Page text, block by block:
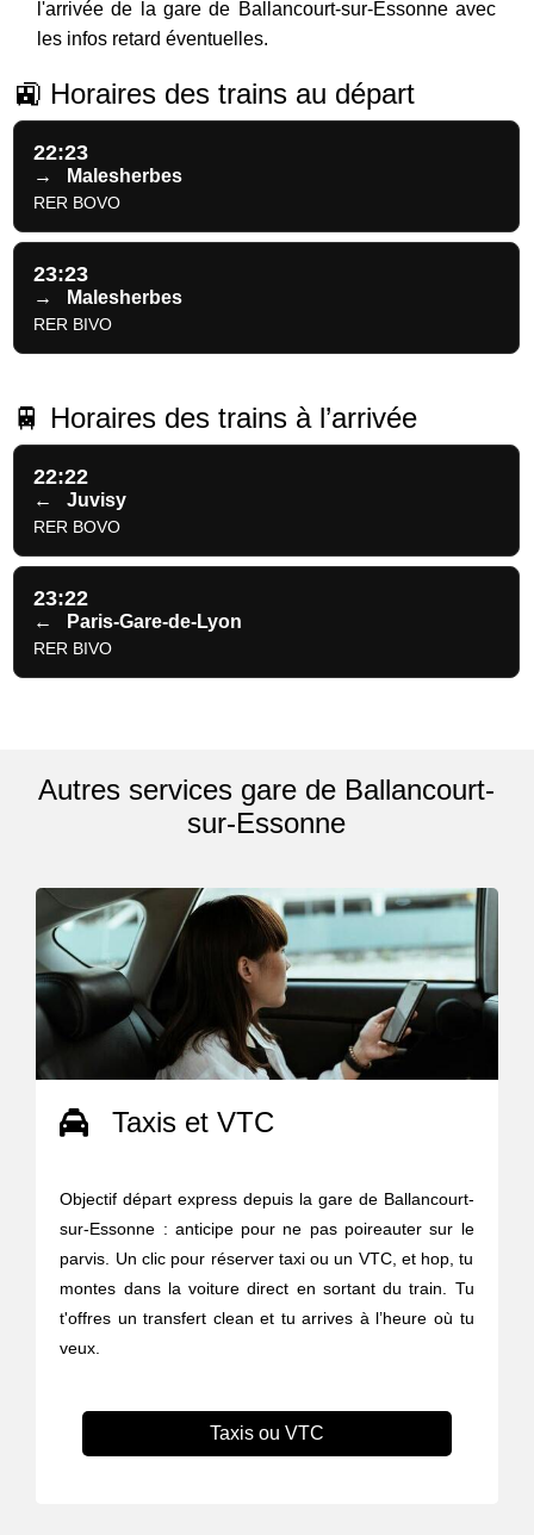
l'arrivée de la gare de Ballancourt-sur-Essonne avec
les infos retard éventuelles.
🚉 Horaires des trains au départ
22:23
→ Malesherbes
RER BOVO
23:23
→ Malesherbes
RER BIVO
🚆 Horaires des trains à l’arrivée
22:22
← Juvisy
RER BOVO
23:22
← Paris-Gare-de-Lyon
RER BIVO
Autres services gare de Ballancourt-
sur-Essonne
Taxis et VTC
Objectif départ express depuis la gare de Ballancourt-
sur-Essonne : anticipe pour ne pas poireauter sur le
parvis. Un clic pour réserver taxi ou un VTC, et hop, tu
montes dans la voiture direct en sortant du train. Tu
t'offres un transfert clean et tu arrives à l’heure où tu
veux.
Taxis ou VTC